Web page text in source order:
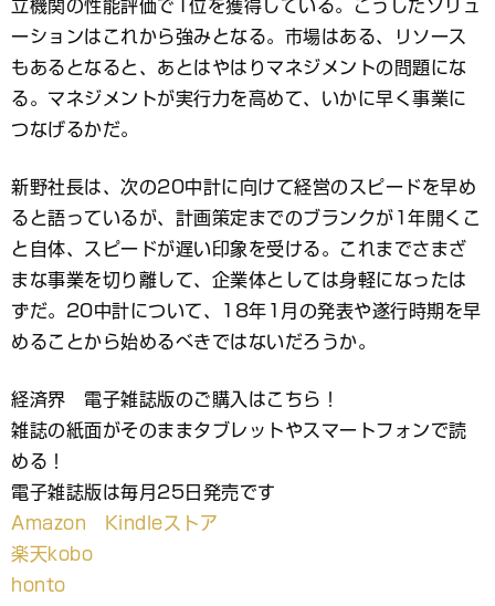
立機関の性能評価で1位を獲得している。こうしたソリュ
ーションはこれから強みとなる。市場はある、リソース
もあるとなると、あとはやはりマネジメントの問題にな
る。マネジメントが実行力を高めて、いかに早く事業に
つなげるかだ。
新野社長は、次の20中計に向けて経営のスピードを早め
ると語っているが、計画策定までのブランクが1年開くこ
と自体、スピードが遅い印象を受ける。これまでさまざ
まな事業を切り離して、企業体としては身軽になったは
ずだ。20中計について、18年1月の発表や遂行時期を早
めることから始めるべきではないだろうか。
経済界 電子雑誌版のご購入はこちら！
雑誌の紙面がそのままタブレットやスマートフォンで読
める！
電子雑誌版は毎月25日発売です
Amazon Kindleストア
楽天kobo
honto